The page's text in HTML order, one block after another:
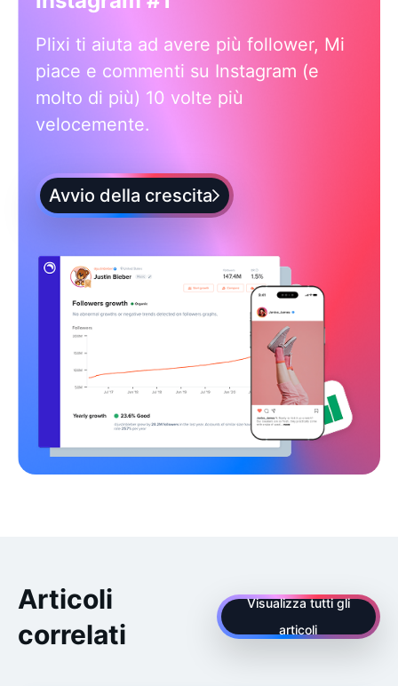
Plixi ti aiuta ad avere più follower, Mi
piace e commenti su Instagram (e
molto di più) 10 volte più
velocemente.
Avvio della crescita
Articoli
correlati
Visualizza tutti gli
articoli